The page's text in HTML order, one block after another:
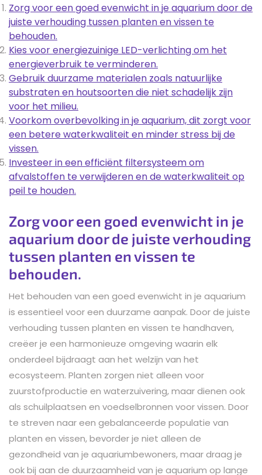
Zorg voor een goed evenwicht in je aquarium door de
juiste verhouding tussen planten en vissen te
behouden.
Kies voor energiezuinige LED-verlichting om het
energieverbruik te verminderen.
Gebruik duurzame materialen zoals natuurlijke
substraten en houtsoorten die niet schadelijk zijn
voor het milieu.
Voorkom overbevolking in je aquarium, dit zorgt voor
een betere waterkwaliteit en minder stress bij de
vissen.
Investeer in een efficiënt filtersysteem om
afvalstoffen te verwijderen en de waterkwaliteit op
peil te houden.
Zorg voor een goed evenwicht in je
aquarium door de juiste verhouding
tussen planten en vissen te
behouden.
Het behouden van een goed evenwicht in je aquarium
is essentieel voor een duurzame aanpak. Door de juiste
verhouding tussen planten en vissen te handhaven,
creëer je een harmonieuze omgeving waarin elk
onderdeel bijdraagt aan het welzijn van het
ecosysteem. Planten zorgen niet alleen voor
zuurstofproductie en waterzuivering, maar dienen ook
als schuilplaatsen en voedselbronnen voor vissen. Door
te streven naar een gebalanceerde populatie van
planten en vissen, bevorder je niet alleen de
gezondheid van je aquariumbewoners, maar draag je
ook bij aan de duurzaamheid van je aquarium op lange